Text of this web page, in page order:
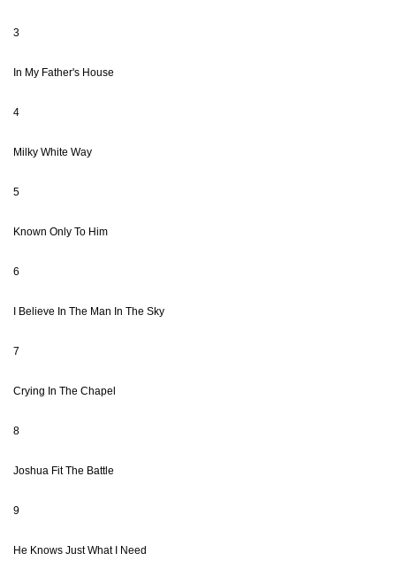
3
In My Father's House
4
Milky White Way
5
Known Only To Him
6
I Believe In The Man In The Sky
7
Crying In The Chapel
8
Joshua Fit The Battle
9
He Knows Just What I Need